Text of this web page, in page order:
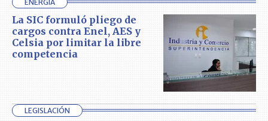
ENERGÍA
La SIC formuló pliego de
cargos contra Enel, AES y
Celsia por limitar la libre
competencia
LEGISLACIÓN